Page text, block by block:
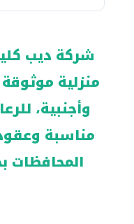
شركة ديب
منزلية
وأجنبية،
مناسبة
المحافظات